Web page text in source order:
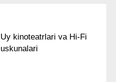
Uy kinoteatrlari va Hi-Fi
uskunalari